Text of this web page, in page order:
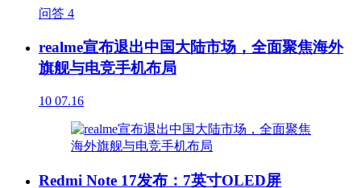
问答 4
realme宣布退出中国大陆市场，全面聚焦海外
旗舰与电竞手机布局
10 07.16
Redmi Note 17发布：7英寸OLED屏